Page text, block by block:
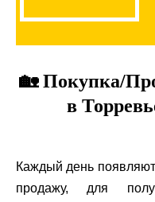
🏡 Покупка/
в
Каждый день
продажу, для